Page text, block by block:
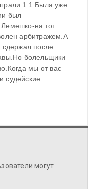
1:1.Была уже
был
на тот
арбитражем.А
сдержал после
болельщики
мы от вас
судейские
могут